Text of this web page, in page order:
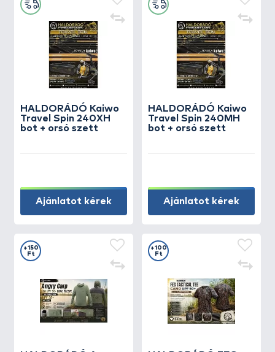
HALDORÁDÓ Kaiwo
Travel Spin 240XH
bot + orsó szett
Ajánlatot kérek
HALDORÁDÓ Kaiwo
Travel Spin 240MH
bot + orsó szett
Ajánlatot kérek
+150
Ft
+100
Ft